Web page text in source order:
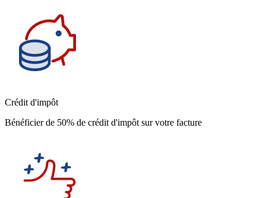
Crédit d'impôt
Bénéficier de 50% de crédit d'impôt sur votre facture